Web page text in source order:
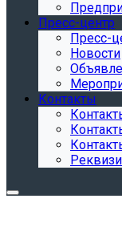
Пресс-центр
Пресс-
Новости
Контакты